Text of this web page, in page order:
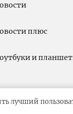
плюс
и
лучший